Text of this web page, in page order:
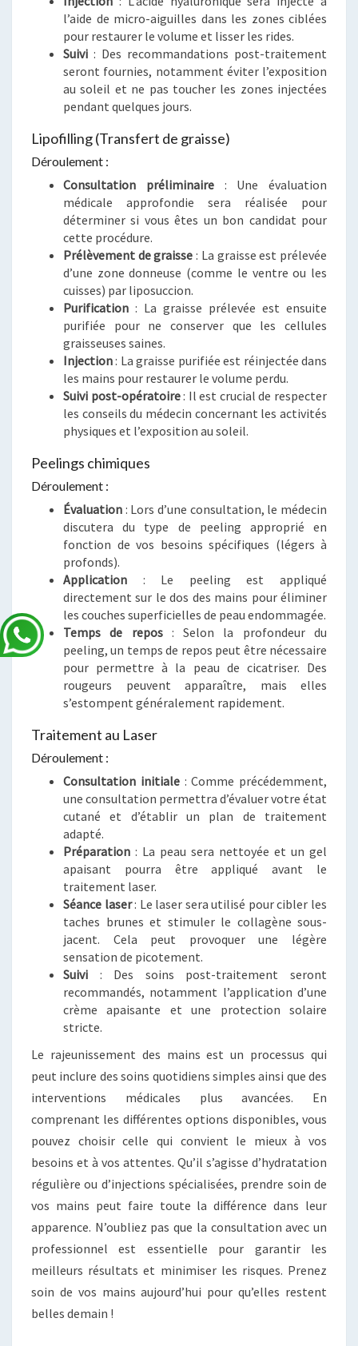
l’aide de micro-aiguilles dans les zones ciblées
pour restaurer le volume et lisser les rides.
Suivi : Des recommandations post-traitement
seront fournies, notamment éviter l’exposition
au soleil et ne pas toucher les zones injectées
pendant quelques jours.
Lipofilling (Transfert de graisse)
Déroulement :
Consultation préliminaire: Une évaluation
médicale approfondie sera réalisée pour
déterminer si vous êtes un bon candidat pour
cette procédure.
Prélèvement de graisse : La graisse est prélevée
d’une zone donneuse (comme le ventre ou les
cuisses) par liposuccion.
Purification : La graisse prélevée est ensuite
purifiée pour ne conserver que les cellules
graisseuses saines.
Injection: La graisse purifiée est réinjectée dans
les mains pour restaurer le volume perdu.
Suivi post-opératoire: Il est crucial de respecter
les conseils du médecin concernant les activités
physiques et l’exposition au soleil.
Peelings chimiques
Déroulement :
Évaluation : Lors d’une consultation, le médecin
discutera du type de peeling approprié en
fonction de vos besoins spécifiques (légers à
profonds).
Application : Le peeling est appliqué
directement sur le dos des mains pour éliminer
les couches superficielles de peau endommagée.
Temps de repos: Selon la profondeur du
peeling, un temps de repos peut être nécessaire
pour permettre à la peau de cicatriser. Des
rougeurs peuvent apparaître, mais elles
s’estompent généralement rapidement.
Traitement au Laser
Déroulement :
Consultation initiale: Comme précédemment,
une consultation permettra d’évaluer votre état
cutané et d’établir un plan de traitement
adapté.
Préparation : La peau sera nettoyée et un gel
apaisant pourra être appliqué avant le
traitement laser.
Séance laser: Le laser sera utilisé pour cibler les
taches brunes et stimuler le collagène sous-
jacent. Cela peut provoquer une légère
sensation de picotement.
Suivi : Des soins post-traitement seront
recommandés, notamment l’application d’une
crème apaisante et une protection solaire
stricte.
Le rajeunissement des mains est un processus qui
peut inclure des soins quotidiens simples ainsi que des
interventions médicales plus avancées. En
comprenant les différentes options disponibles, vous
pouvez choisir celle qui convient le mieux à vos
besoins et à vos attentes. Qu’il s’agisse d’hydratation
régulière ou d’injections spécialisées, prendre soin de
vos mains peut faire toute la différence dans leur
apparence. N’oubliez pas que la consultation avec un
professionnel est essentielle pour garantir les
meilleurs résultats et minimiser les risques. Prenez
soin de vos mains aujourd’hui pour qu’elles restent
belles demain !